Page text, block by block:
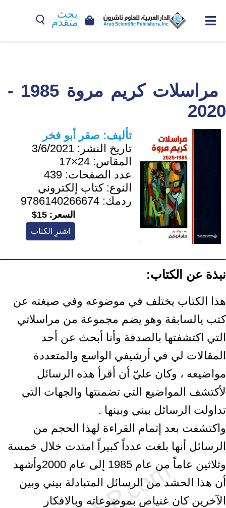
بحث
متقدم
مراسلات كريم مروة 1985 -
2020
تأليف: صقر أبو فخر
تاريخ النشر: 3/6/2021
المقاس: 24×17
عدد الصفحات: 439
النوع:كتاب إلكتروني
ردمك: 9786140266674
السعر: 15$
اشترِ الكتاب
نبذة عن الكتاب:
هذا الكتاب يختلف في موضوعه وفي صيغته عن
كتب يالسابقة وهو يضم مجموعة من مراسلاتي
التي اكتشفتها بالصدفة وأنا أبحث عن أحد
المقالات لي في أرشيفي الواسع والمتعددة
مواضيعه ، وكان عليّ أن أقرأ هذه الرسائل
لأكتشف المواضيع التي تضمنتها والجهات التي
تداولت الرسائل بيني وبينها .
واكتشفت بعد إتمام القراءة لهذا الحجم من
الرسائل أنها بلغت عدداً كبيراً امتدت خلال خمسة
وثلاثين عاماً من عام 1985 إلى عام 2000وأشهد
أن هذا الحشد من الرسائل المتبادلة بيني وبين
الآخرين كان غنياص بموضوعاته وبالافكار